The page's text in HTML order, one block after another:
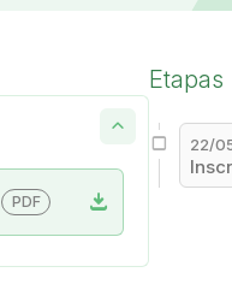
download
PDF
Etapas
22/